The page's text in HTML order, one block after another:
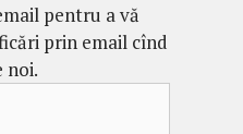
pentru a vă
prin email cînd
noi.